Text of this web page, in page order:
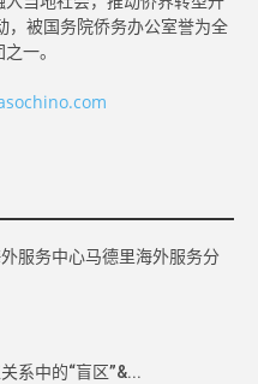
，被国务院侨务办公室誉为全
一。
服务中心马德里海外服务分
系中的“盲区”&...